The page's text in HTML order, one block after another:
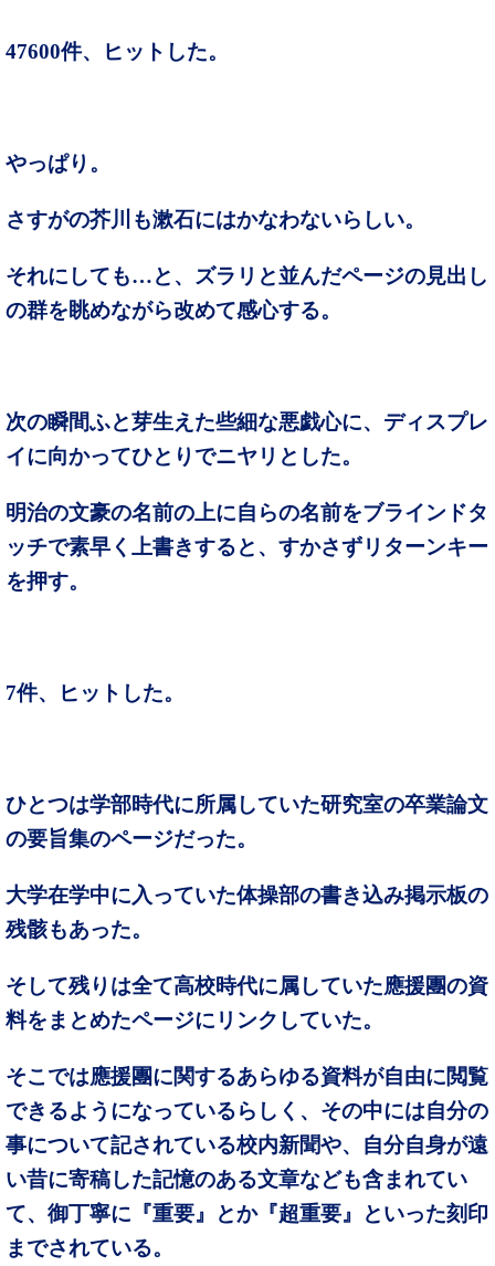
47600件、ヒットした。
やっぱり。
さすがの芥川も漱石にはかなわないらしい。
それにしても…と、ズラリと並んだページの見出し
の群を眺めながら改めて感心する。
次の瞬間ふと芽生えた些細な悪戯心に、ディスプレ
イに向かってひとりでニヤリとした。
明治の文豪の名前の上に自らの名前をブラインドタ
ッチで素早く上書きすると、すかさずリターンキー
を押す。
7件、ヒットした。
ひとつは学部時代に所属していた研究室の卒業論文
の要旨集のページだった。
大学在学中に入っていた体操部の書き込み掲示板の
残骸もあった。
そして残りは全て高校時代に属していた應援團の資
料をまとめたページにリンクしていた。
そこでは應援團に関するあらゆる資料が自由に閲覧
できるようになっているらしく、その中には自分の
事について記されている校内新聞や、自分自身が遠
い昔に寄稿した記憶のある文章なども含まれてい
て、御丁寧に『重要』とか『超重要』といった刻印
までされている。